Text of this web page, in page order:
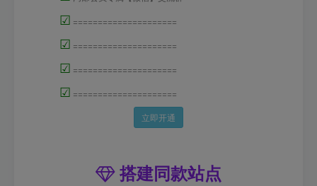
☑ =====================
☑ =====================
☑ =====================
☑ =====================
立即开通
搭建同款站点